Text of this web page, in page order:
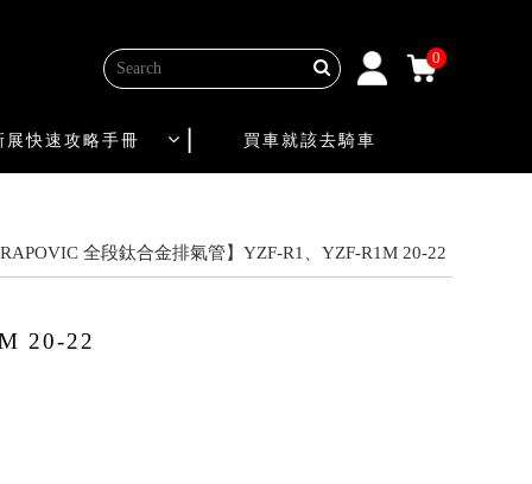
0
展快速攻略手冊 買車就該去騎車
全段鈦合金排氣管】YZF-R1、YZF-R1M 20-22
20-22